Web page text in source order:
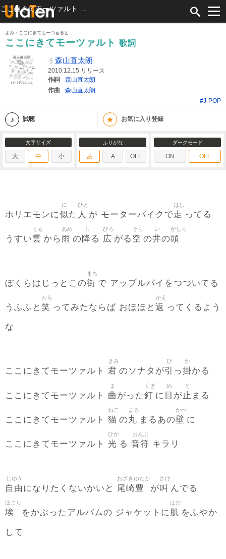
よみ：ここにきてもーつぁると
ここにきてモーツァルト 歌詞
森山直太朗
2010.12.15 リリース
作詞
森山直太朗
作曲
森山直太朗
#J-POP
試聴 ★ お気に入り登録
文字サイズ
大 中 小
ふりがな
あ A OFF
ダークモード
ON OFF
ホリエモンに似
に
た 人
ひと
が モーターバイクで走
はし
ってる
うすい雲
くも
から 雨
あめ
の降
ふ
る 広
ひろ
がる 空
そら
の井
い
の頭
がしら
ぼくらはじっとこの街
まち
で アップルパイをつついてる
うふふと 笑
わら
ってみたならば おほほと 返
かえ
ってくるよう
な
ここにきてモーツァルト 君
きみ
のソナタが引
ひ
っ掛
か
かる
ここにきてモーツァルト 曲
ま
がった釘
くぎ
に 目
め
が 止
と
まる
ここにきてモーツァルト 猫
ねこ
の丸
まる
まるあの壁
かべ
に
ここにきてモーツァルト 光
ひか
る 音符
おんぷ
キラリ
自由
じゆう
になりたくないかいと 尾崎豊
おざきゆたか
が叫
さけ
んでる
埃
ほこり
をかぶったアルバムの ジャケットに肌
はだ
をふやか
して